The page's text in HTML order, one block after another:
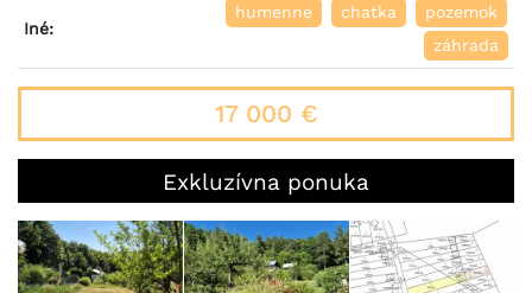
Iné:
humenne chatka
pozemok
záhrada
17 000 €
Exkluzívna ponuka